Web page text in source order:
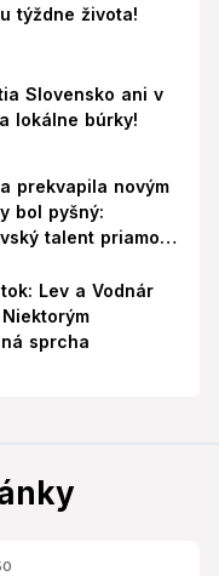
týždne života!
Slovensko ani v
lokálne búrky!
prekvapila novým
bol pyšný:
talent priamo v
Lev a Vodnár
sprcha